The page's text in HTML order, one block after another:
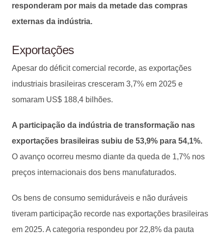
responderam por mais da metade das compras
externas da indústria.
Exportações
Apesar do déficit comercial recorde, as exportações
industriais brasileiras cresceram 3,7% em 2025 e
somaram US$ 188,4 bilhões.
A participação da indústria de transformação nas
exportações brasileiras subiu de 53,9% para 54,1%.
O avanço ocorreu mesmo diante da queda de 1,7% nos
preços internacionais dos bens manufaturados.
Os bens de consumo semiduráveis e não duráveis
tiveram participação recorde nas exportações brasileiras
em 2025. A categoria respondeu por 22,8% da pauta